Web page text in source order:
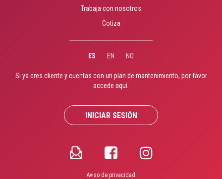
Trabaja con nosotros
Cotiza
ES EN NO
Si ya eres cliente y cuentas con un plan de mantenimiento, por favor
accede aquí:
INICIAR SESIÓN
Aviso de privacidad